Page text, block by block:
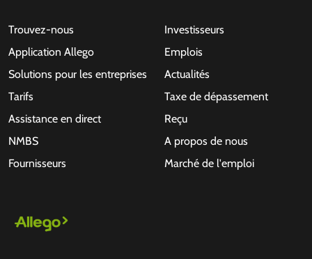
Trouvez-nous
Application Allego
Solutions pour les entreprises
Tarifs
Assistance en direct
NMBS
Fournisseurs
Investisseurs
Emplois
Actualités
Taxe de dépassement
Reçu
A propos de nous
Marché de l'emploi